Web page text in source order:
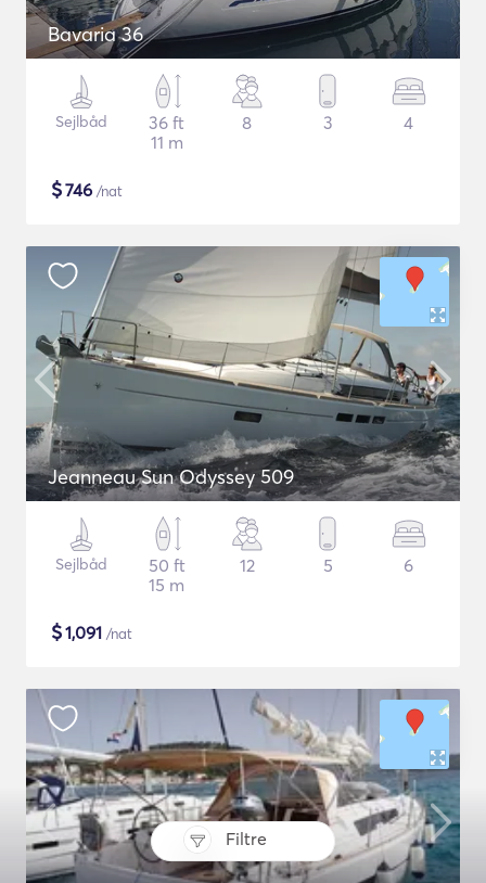
Filtre
Bavaria 36
Sejlbåd
36 ft
11 m
8 3 4
$746 /nat
Jeanneau Sun Odyssey 509
Sejlbåd
50 ft
15 m
12 5 6
$1,091 /nat